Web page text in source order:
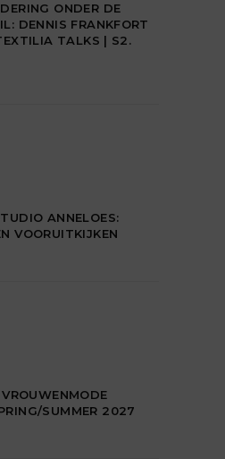
ONDER DE
DENNIS FRANKFORT
TALKS | S2.
ANNELOES:
VOORUITKIJKEN
SUMMER 2027